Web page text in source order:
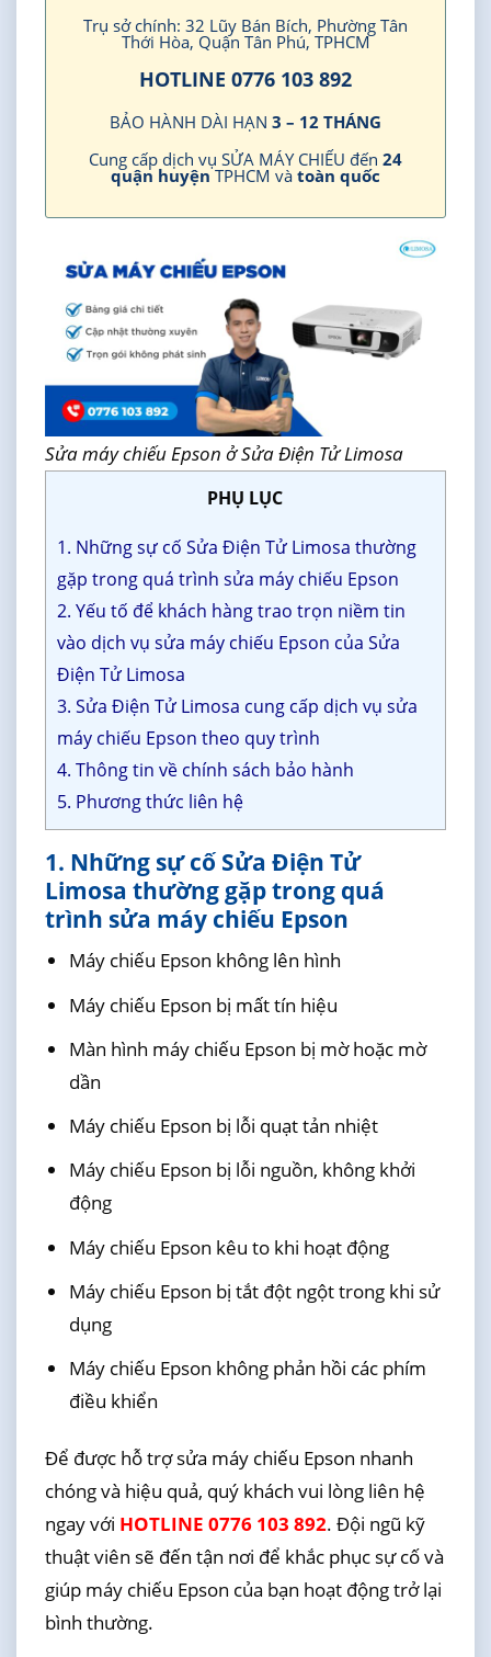
Trụ sở chính: 32 Lũy Bán Bích, Phường Tân
Thới Hòa, Quận Tân Phú, TPHCM
HOTLINE 0776 103 892
BẢO HÀNH DÀI HẠN 3 – 12 THÁNG
Cung cấp dịch vụ SỬA MÁY CHIẾU đến 24
quận huyệnTPHCM và toàn quốc
Sửa máy chiếu Epson ở Sửa Điện Tử Limosa
PHỤ LỤC
1. Những sự cố Sửa Điện Tử Limosa thường
gặp trong quá trình sửa máy chiếu Epson
2. Yếu tố để khách hàng trao trọn niềm tin
vào dịch vụ sửa máy chiếu Epson của Sửa
Điện Tử Limosa
3. Sửa Điện Tử Limosa cung cấp dịch vụ sửa
máy chiếu Epson theo quy trình
4. Thông tin về chính sách bảo hành
5. Phương thức liên hệ
1. Những sự cố Sửa Điện Tử
Limosa thường gặp trong quá
trình sửa máy chiếu Epson
Máy chiếu Epson không lên hình
Máy chiếu Epson bị mất tín hiệu
Màn hình máy chiếu Epson bị mờ hoặc mờ
dần
Máy chiếu Epson bị lỗi quạt tản nhiệt
Máy chiếu Epson bị lỗi nguồn, không khởi
động
Máy chiếu Epson kêu to khi hoạt động
Máy chiếu Epson bị tắt đột ngột trong khi sử
dụng
Máy chiếu Epson không phản hồi các phím
điều khiển
Để được hỗ trợ sửa máy chiếu Epson nhanh
chóng và hiệu quả, quý khách vui lòng liên hệ
ngay với HOTLINE 0776 103 892. Đội ngũ kỹ
thuật viên sẽ đến tận nơi để khắc phục sự cố và
giúp máy chiếu Epson của bạn hoạt động trở lại
bình thường.